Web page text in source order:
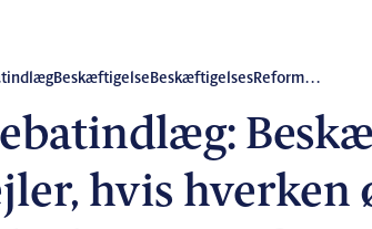
Beskæftigelse BeskæftigelsesReform...
hvis hverken